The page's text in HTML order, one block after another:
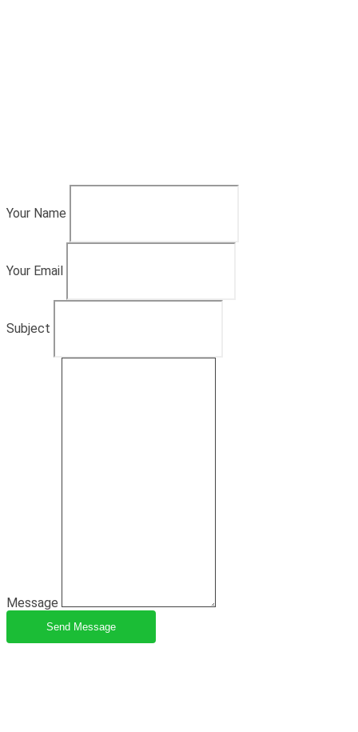
Your Name
Your Email
Subject
Message
Send Message